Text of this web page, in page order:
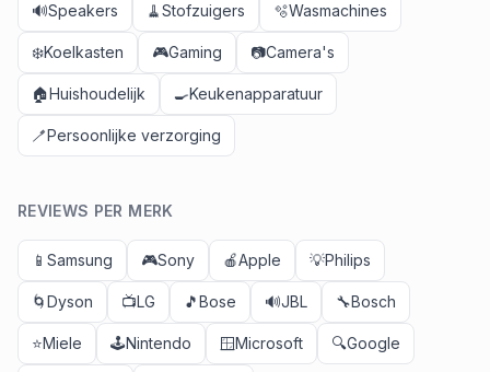
🔊Speakers 🧹Stofzuigers 🫧Wasmachines
❄️Koelkasten 🎮Gaming 📷Camera's
🏠Huishoudelijk 🍳Keukenapparatuur
🪥Persoonlijke verzorging
REVIEWS PER MERK
📱 Samsung 🎮Sony 🍎Apple 💡Philips
🌀Dyson 📺LG 🎵Bose 🔊JBL 🔧Bosch
⭐Miele 🕹️Nintendo 🪟Microsoft 🔍Google